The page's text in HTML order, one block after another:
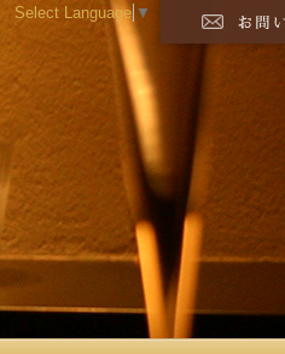
Select Language ▼